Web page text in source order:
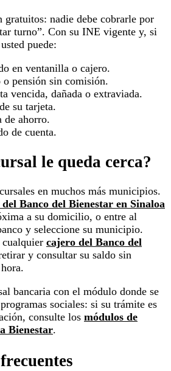
gratuitos: nadie debe cobrarle por
turno”. Con su INE vigente y, si
puede:
en ventanilla o cajero.
o pensión sin comisión.
vencida, dañada o extraviada.
su tarjeta.
de ahorro.
de cuenta.
le queda cerca?
en muchos más municipios.
del Banco del Bienestar en Sinaloa
a su domicilio, o entre al
y seleccione su municipio.
cualquier cajero del Banco del
y consultar su saldo sin
bancaria con el módulo donde se
sociales: si su trámite es
consulte los módulos de
Bienestar.